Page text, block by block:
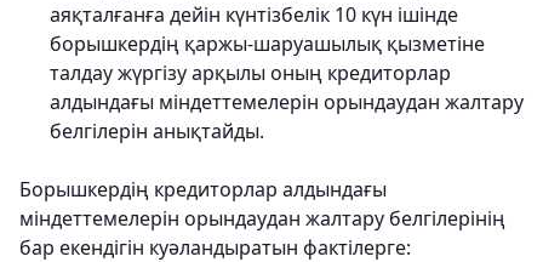
аяқталғанға дейін күнтізбелік 10 күн ішінде
борышкердің қаржы-шаруашылық қызметіне
талдау жүргізу арқылы оның кредиторлар
алдындағы міндеттемелерін орындаудан жалтару
белгілерін анықтайды.
Борышкердің кредиторлар алдындағы
міндеттемелерін орындаудан жалтару белгілерінің
бар екендігін куәландыратын фактілерге: